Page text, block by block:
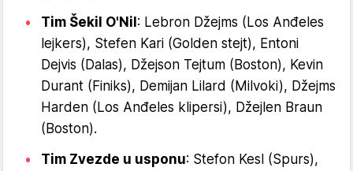
Tim Šekil O'Nil: Lebron Džejms (Los Anđeles
lejkers), Stefen Kari (Golden stejt), Entoni
Dejvis (Dalas), Džejson Tejtum (Boston), Kevin
Durant (Finiks), Demijan Lilard (Milvoki), Džejms
Harden (Los Anđeles klipersi), Džejlen Braun
(Boston).
Tim Zvezde u usponu: Stefon Kesl (Spurs),